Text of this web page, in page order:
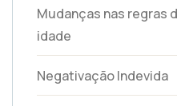
Mudanças nas regras
idade
Negativação Indevida